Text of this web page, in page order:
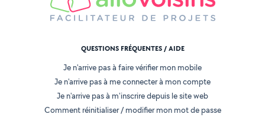
QUESTIONS FRÉQUENTES / AIDE
Je n'arrive pas à faire vérifier mon mobile
Je n'arrive pas à me connecter à mon compte
Je n'arrive pas à m'inscrire depuis le site web
Comment réinitialiser / modifier mon mot de passe